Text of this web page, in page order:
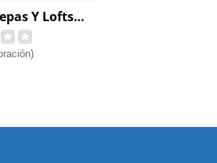
Renta Depas Y Lofts Queretaro